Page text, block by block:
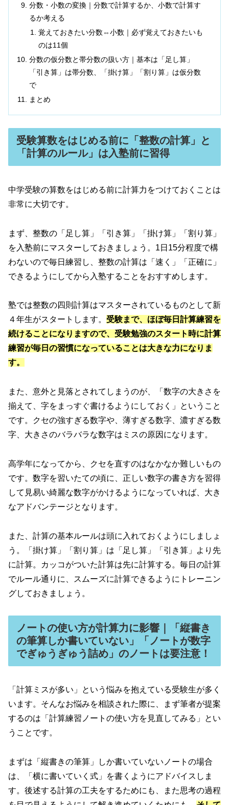
分数・小数の変換｜分数で計算するか、小数で計算す
るか考える
覚えておきたい分数⇔小数｜必ず覚えておきたいも
のは11個
分数の仮分数と帯分数の扱い方｜基本は「足し算」
「引き算」は帯分数、「掛け算」「割り算」は仮分数
で
まとめ
受験算数をはじめる前に「整数の計算」と
「計算のルール」は入塾前に習得
中学受験の算数をはじめる前に計算力をつけておくことは
非常に大切です。
まず、整数の「足し算」「引き算」「掛け算」「割り算」
を入塾前にマスターしておきましょう。1日15分程度で構
わないので毎日練習し、整数の計算は「速く」「正確に」
できるようにしてから入塾することをおすすめします。
塾では整数の四則計算はマスターされているものとして新
４年生がスタートします。 受験まで、ほぼ毎日計算練習を
続けることになりますので、受験勉強のスタート時に計算
練習が毎日の習慣になっていることは大きな力になりま
す。
また、意外と見落とされてしまうのが、「数字の大きさを
揃えて、字をまっすぐ書けるようにしておく」ということ
です。クセの強すぎる数字や、薄すぎる数字、濃すぎる数
字、大きさのバラバラな数字はミスの原因になります。
高学年になってから、クセを直すのはなかなか難しいもの
です。数字を習いたての頃に、正しい数字の書き方を習得
して見易い綺麗な数字がかけるようになっていれば、大き
なアドバンテージとなります。
また、計算の基本ルールは頭に入れておくようにしましょ
う。「掛け算」「割り算」は「足し算」「引き算」より先
に計算。カッコがついた計算は先に計算する。毎日の計算
でルール通りに、スムーズに計算できるようにトレーニン
グしておきましょう。
ノートの使い方が計算力に影響｜「縦書き
の筆算しか書いていない」「ノートが数字
でぎゅうぎゅう詰め」のノートは要注意！
「計算ミスが多い」という悩みを抱えている受験生が多く
います。そんなお悩みを相談された際に、まず筆者が提案
するのは「計算練習ノートの使い方を見直してみる」とい
うことです。
まずは「縦書きの筆算」しか書いていないノートの場合
は、「横に書いていく式」を書くようにアドバイスしま
す。後述する計算の工夫をするためにも、また思考の過程